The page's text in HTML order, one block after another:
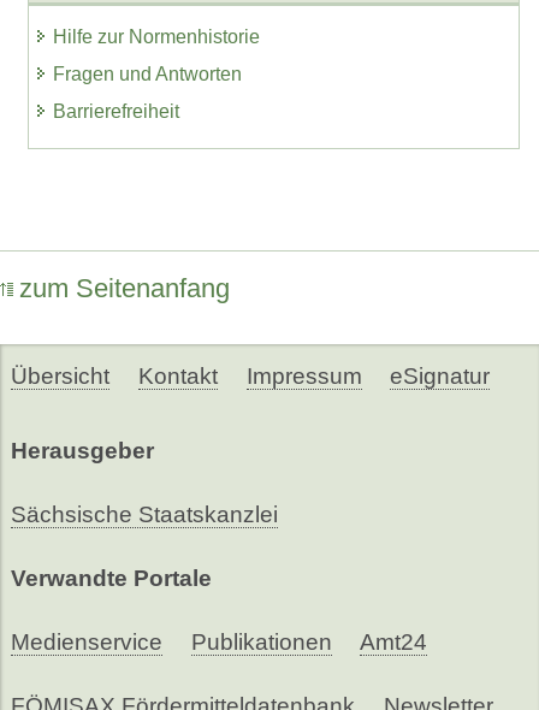
Hilfe zur Normenhistorie
Fragen und Antworten
Barrierefreiheit
zum Seitenanfang
Übersicht Kontakt Impressum eSignatur
Herausgeber
Sächsische Staatskanzlei
Verwandte Portale
Medienservice Publikationen Amt24